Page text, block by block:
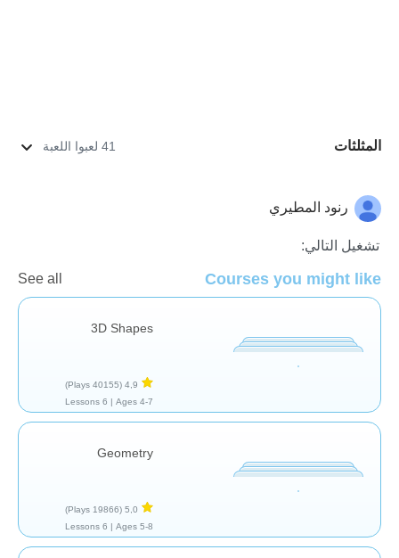
المثلثات 41 لعبوا اللعبة
الهندسةرنود المطيري
تشغيل التالي:
Courses you might like
See all
3D Shapes
4,9
(40155 Plays)
Ages 4-7 |
6 Lessons
Geometry
5,0
(19866 Plays)
Ages 5-8 |
6 Lessons